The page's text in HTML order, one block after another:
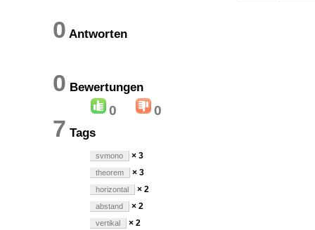
0 Antworten
0 Bewertungen
0 0
7 Tags
svmono × 3
theorem × 3
horizontal × 2
abstand × 2
vertikal × 2